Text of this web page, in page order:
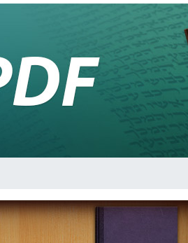
viennent de faire un don pour Sauvez la
places pour étudier en groupe sur Zoom
de nous rejoindre sur WhatsApp
viennent de nous rejoindre sur WhatsApp